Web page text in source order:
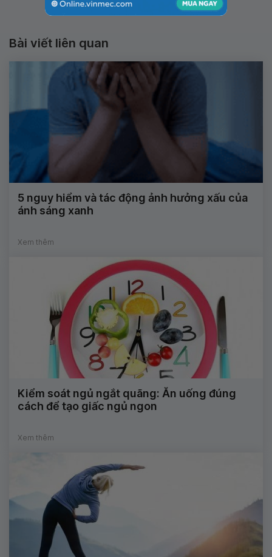
Bài viết liên quan
5 nguy hiểm và tác động ảnh hưởng xấu của
ánh sáng xanh
Xem thêm
Kiểm soát ngủ ngắt quãng: Ăn uống đúng
cách để tạo giấc ngủ ngon
Xem thêm